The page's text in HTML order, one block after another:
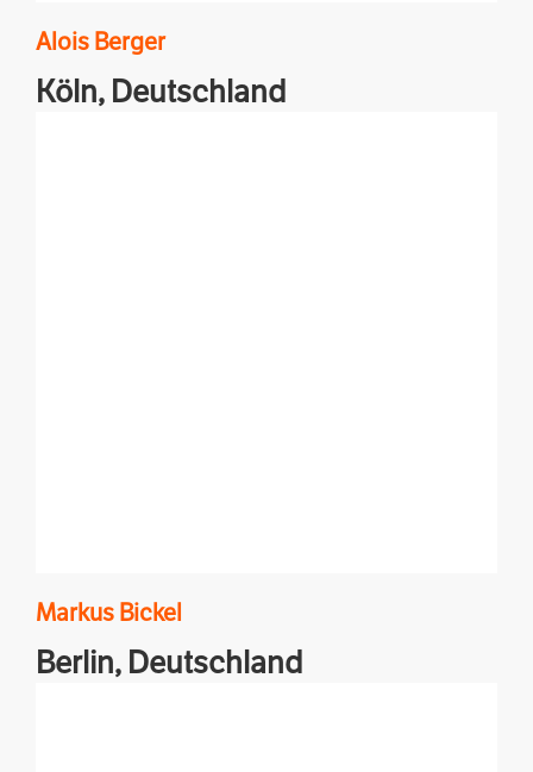
Alois Berger
Köln, Deutschland
Markus Bickel
Berlin, Deutschland